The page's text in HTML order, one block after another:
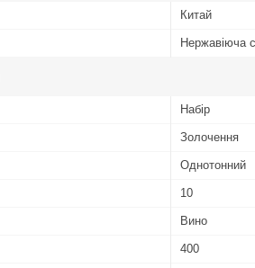
Китай
Нержавіюча
Набір
Золочення
Однотонний
10
Вино
400